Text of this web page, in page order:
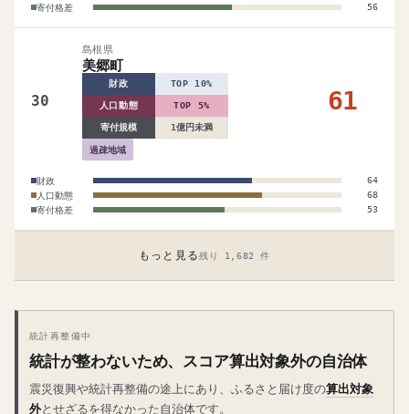
寄付格差 56
30
島根県
美郷町
財政 TOP 10%
人口動態 TOP 5%
寄付規模 1億円未満
過疎地域
61
財政 64
人口動態 68
寄付格差 53
もっと見る残り 1,682 件
統計再整備中
統計が整わないため、スコア算出対象外の自治体
震災復興や統計再整備の途上にあり、ふるさと届け度の算出対象
外とせざるを得なかった自治体です。